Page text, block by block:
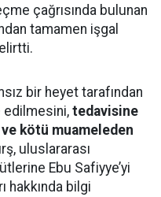
çağrısında bulunan
tamamen işgal
bir heyet tarafından
edilmesini, tedavisine
kötü muameleden
uluslararası
Ebu Safiyye’yi
hakkında bilgi